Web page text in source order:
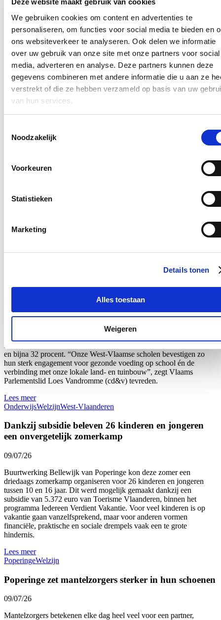
Deze website maakt gebruik van cookies
We gebruiken cookies om content en advertenties te
personaliseren, om functies voor social media te bieden en
ons websiteverkeer te analyseren. Ook delen we informatie
over uw gebruik van onze site met onze partners voor social
media, adverteren en analyse. Deze partners kunnen deze
gegevens combineren met andere informatie die u aan ze
verstrekt of die ze hebben verzameld op basis van uw
van hun services.
Noodzakelijk
Voorkeuren
Statistieken
Marketing
Details tonen
Alles toestaan
Weigeren
iedereen (leerlingen, collega’s en de school) handig dat collega’s
snel kunnen inspringen. Daarom is deze aanpassing aan het
regelgevend kader zeker en vast welkom.’
‘De Vlaamse regering keurde het uitvoeringsbesluit eind augustus
definitief goed. De regelgeving is in voege sinds 1 september 2023,’
besluit Loes Vandromme.
Blijf je graag op de hoogte?
Ja, ik wens de nieuwsbrief van Loes Vandromme te ontvangen op
Klikhierom de privacyvoorwaarden te raadplegen
Maar liefst 340 West-Vlaamse scholen namen tijdens het voorbije
schooljaar deel aan ‘Oog voor Lekkers’, het Vlaams-Europese
subsidieprogramma dat gezonde voedingsgewoonten bij kinderen
meer dan drie jaar geleden: een stijging van respectievelijk bijna 9
en bijna 32 procent. “Onze West-Vlaamse scholen bevestigen zo
hun sterk engagement voor gezonde voeding op school én de
verbinding met onze lokale land- en tuinbouw”, zegt Vlaams
Parlementslid Loes Vandromme (cd&v) tevreden.
Lees meer
OnderwijsWelzijnWest-Vlaanderen
Dankzij subsidie beleven 26 kinderen en jongeren
een onvergetelijk zomerkamp
09/07/26
Buurtwerking Bellewijk van Poperinge kon deze zomer een
driedaags zomerkamp organiseren voor 26 kinderen en jongeren
tussen 10 en 16 jaar. Dit werd mogelijk gemaakt dankzij een
subsidie van 5.372 euro van Toerisme Vlaanderen, binnen het
programma Iedereen Verdient Vakantie. Voor veel kinderen is op
vakantie gaan vanzelfsprekend, maar voor anderen vormen
financiële, praktische en sociale drempels vaak een te grote
hindernis.
Lees meer
PoperingeWelzijn
Poperinge zet mantelzorgers sterker in hun schoenen
09/07/26
Mantelzorgers betekenen elke dag heel veel voor een partner,